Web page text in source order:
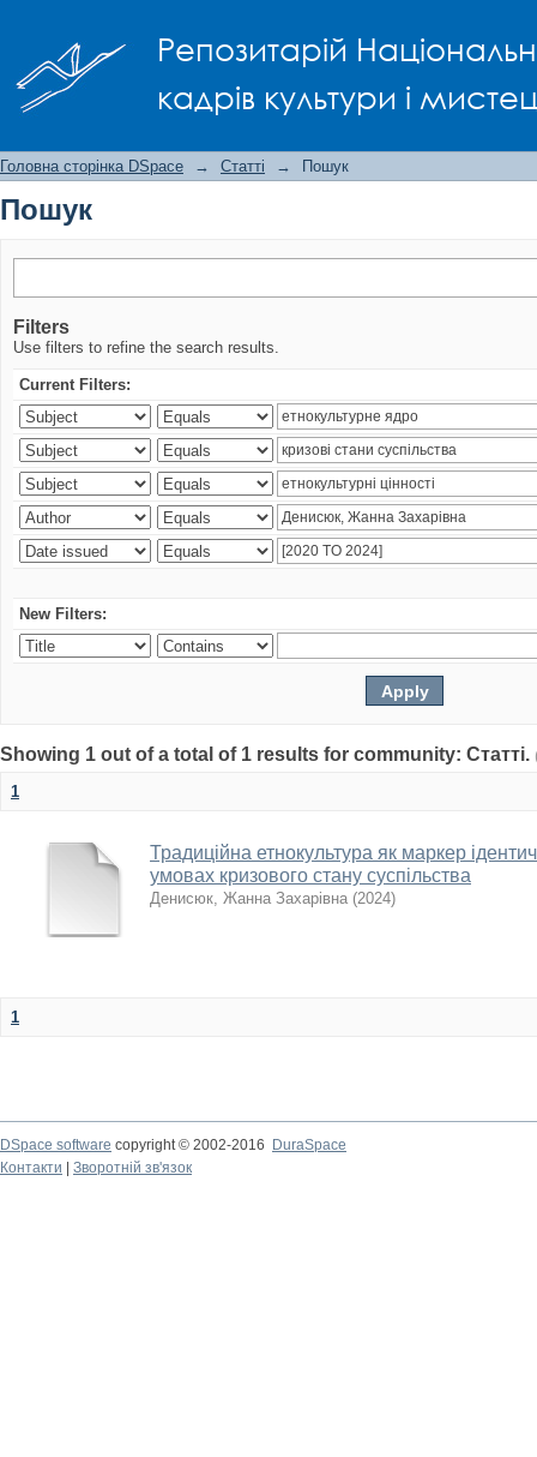
Репозитарій
кадрів культури і
Головна сторінка DSpace → Статті → Пошук
Пошук
Filters
Use filters to refine the search results.
Current Filters:
New Filters:
Showing 1 out of a total of 1 results for community: Статті.
1
Традиційна етнокультура як маркер
умовах кризового стану суспільства
Денисюк, Жанна Захарівна (2024)
1
DSpace software copyright © 2002-2016
DuraSpace
Контакти
Зворотній зв'язок